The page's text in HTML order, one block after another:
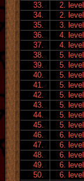
33.
2. level
34.
2. level
35.
3. level
36.
4. level
37.
4. level
38.
5. level
39.
5. level
40.
5. level
41.
5. level
42.
5. level
43.
5. level
44.
5. level
45.
5. level
46.
6. level
47.
6. level
48.
6. level
49.
6. level
50.
6. level